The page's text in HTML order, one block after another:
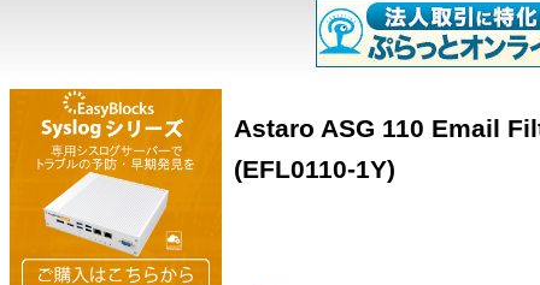
Astaro ASG 110 Email
(EFL0110-1Y)